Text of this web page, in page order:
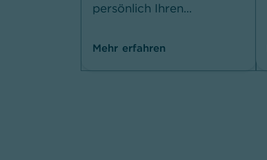
persönlich Ihren...
Mehr erfahren